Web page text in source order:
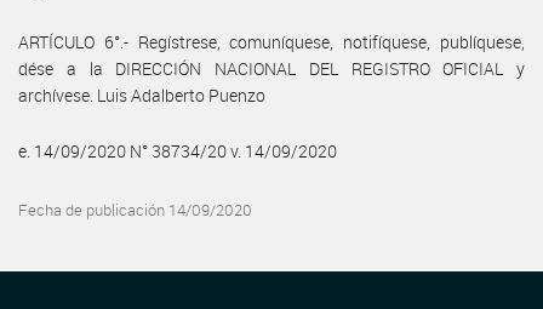
ARTÍCULO 6°.- Regístrese, comuníquese, notifíquese, publíquese,
dése a la DIRECCIÓN NACIONAL DEL REGISTRO OFICIAL y
archívese. Luis Adalberto Puenzo
e. 14/09/2020 N° 38734/20 v. 14/09/2020
Fecha de publicación 14/09/2020